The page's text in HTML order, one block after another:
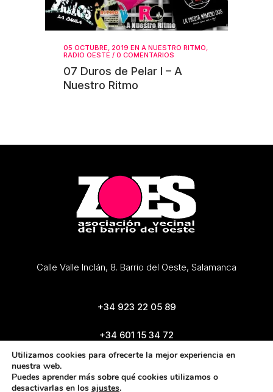
05 OCTUBRE, 2019 EN A NUESTRO RITMO,
RADIO OESTE / 0 COMENTARIOS
07 Duros de Pelar I – A
Nuestro Ritmo
Calle Valle Inclán, 8. Barrio del Oeste, Salamanca
+34 923 22 05 89
+34 601 15 34 72
Utilizamos cookies para ofrecerte la mejor experiencia en
nuestra web.
Puedes aprender más sobre qué cookies utilizamos o
desactivarlas en los ajustes.